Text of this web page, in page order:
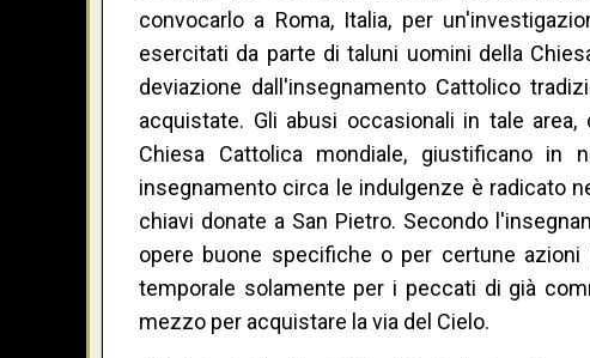
convocarlo a Roma, Italia, per
esercitati da parte di taluni uomini della
deviazione dall'insegnamento Cattolico
acquistate. Gli abusi occasionali in tale
Chiesa Cattolica mondiale, giustificano in
insegnamento circa le indulgenze è radicato
chiavi donate a San Pietro. Secondo
opere buone specifiche o per certune
temporale solamente per i peccati di già
mezzo per acquistare la via del Cielo.